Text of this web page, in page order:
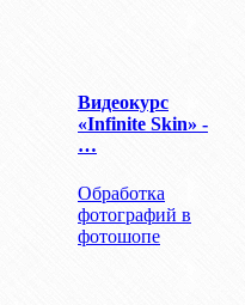
Видеокурс
«Infinite Skin» -
…
Обработка
фотографий в
фотошопе